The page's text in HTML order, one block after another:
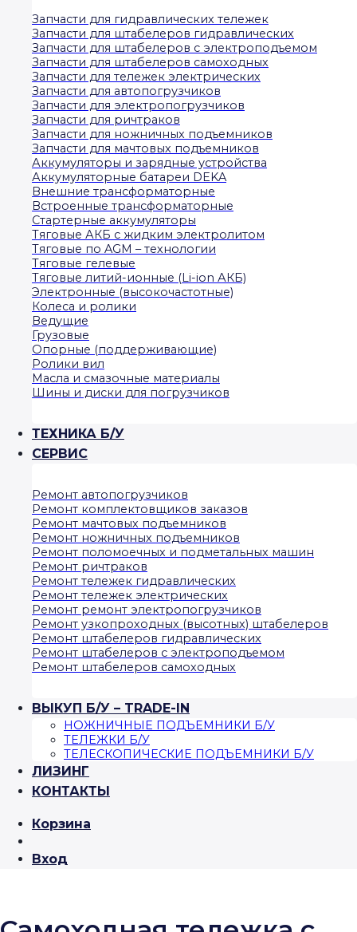
Запчасти для гидравлических тележек
Запчасти для штабелеров гидравлических
Запчасти для штабелеров с электроподъемом
Запчасти для штабелеров самоходных
Запчасти для тележек электрических
Запчасти для автопогрузчиков
Запчасти для электропогрузчиков
Запчасти для ричтраков
Запчасти для ножничных подъемников
Запчасти для мачтовых подъемников
Аккумуляторы и зарядные устройства
Аккумуляторные батареи DEKA
Внешние трансформаторные
Встроенные трансформаторные
Стартерные аккумуляторы
Тяговые АКБ с жидким электролитом
Тяговые по AGM – технологии
Тяговые гелевые
Тяговые литий-ионные (Li-ion АКБ)
Электронные (высокочастотные)
Колеса и ролики
Ведущие
Грузовые
Опорные (поддерживающие)
Ролики вил
Масла и смазочные материалы
Шины и диски для погрузчиков
ТЕХНИКА Б/У
СЕРВИС
Ремонт автопогрузчиков
Ремонт комплектовщиков заказов
Ремонт мачтовых подъемников
Ремонт ножничных подъемников
Ремонт поломоечных и подметальных машин
Ремонт ричтраков
Ремонт тележек гидравлических
Ремонт тележек электрических
Ремонт ремонт электропогрузчиков
Ремонт узкопроходных (высотных) штабелеров
Ремонт штабелеров гидравлических
Ремонт штабелеров с электроподъемом
Ремонт штабелеров самоходных
ВЫКУП Б/У – TRADE-IN
НОЖНИЧНЫЕ ПОДЪЕМНИКИ Б/У
ТЕЛЕЖКИ Б/У
ТЕЛЕСКОПИЧЕСКИЕ ПОДЪЕМНИКИ Б/У
ЛИЗИНГ
КОНТАКТЫ
Корзина
Вход